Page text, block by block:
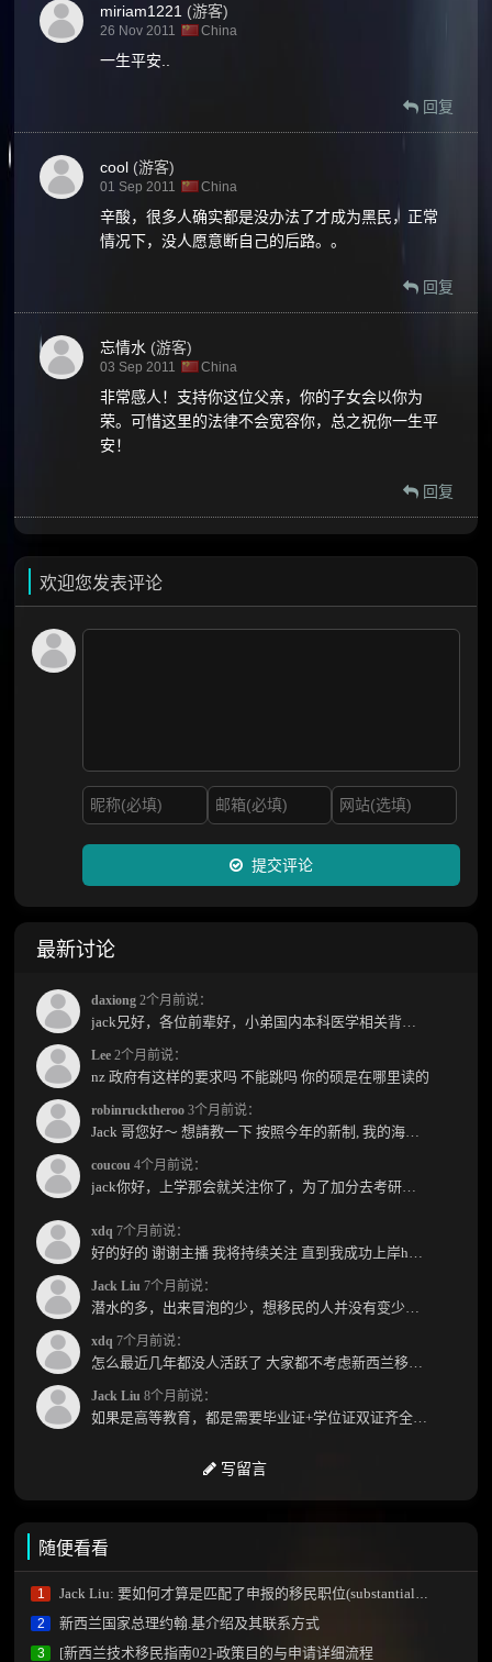
miriam1221 (游客)
26 Nov 2011 China
一生平安..
回复
cool (游客)
01 Sep 2011 China
辛酸，很多人确实都是没办法了才成为黑民，正常
情况下，没人愿意断自己的后路。。
回复
忘情水 (游客)
03 Sep 2011 China
非常感人！支持你这位父亲，你的子女会以你为
荣。可惜这里的法律不会宽容你，总之祝你一生平
安！
回复
欢迎您发表评论
提交评论
最新讨论
daxiong 2个月前说：
Lee 2个月前说：
nz 政府有这样的要求吗 不能跳吗 你的硕是在哪里读的
robinrucktheroo 3个月前说：
coucou 4个月前说：
xdq 7个月前说：
Jack Liu 7个月前说：
xdq 7个月前说：
Jack Liu 8个月前说：
写留言
随便看看
1 Jack Liu: 要如何才算是匹配了申报的移民职位(substantial match)？
2 新西兰国家总理约翰.基介绍及其联系方式
3 [新西兰技术移民指南02]-政策目的与申请详细流程